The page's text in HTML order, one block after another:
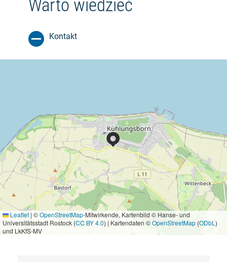
Warto wiedzieć
Kontakt
Leaflet | ©OpenStreetMap-Mitwirkende, Kartenbild © Hanse- und
Universitätsstadt Rostock (CC BY 4.0) | Kartendaten ©OpenStreetMap (ODbL )
und LkKfS-MV